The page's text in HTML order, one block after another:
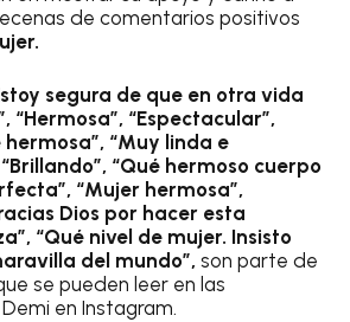
de comentarios positivos
segura de que en otra vida
“Hermosa”, “Espectacular”,
“Muy linda e
“Qué hermoso cuerpo
“Mujer hermosa”,
Dios por hacer esta
“Qué nivel de mujer. Insisto
del mundo”, son parte de
se pueden leer en las
en Instagram.